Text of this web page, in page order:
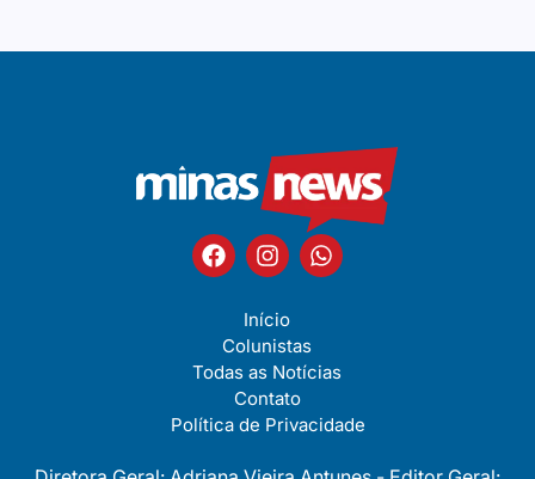
Início
Colunistas
Todas as Notícias
Contato
Política de Privacidade